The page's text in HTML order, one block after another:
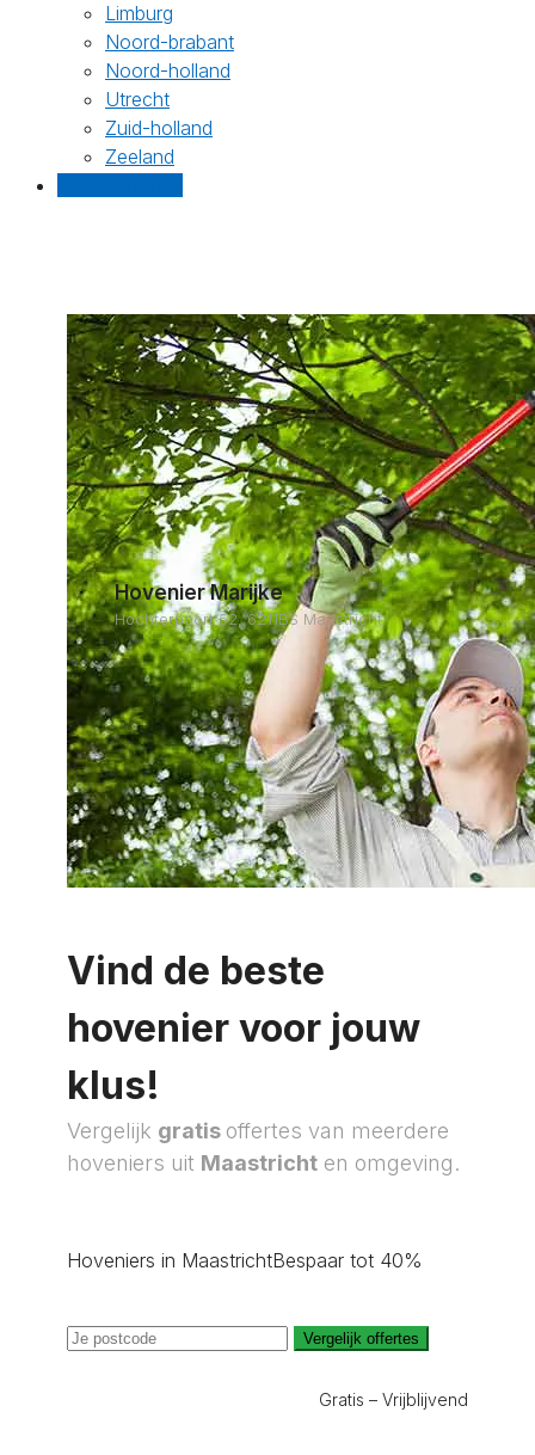
Limburg
Noord-brabant
Noord-holland
Utrecht
Zuid-holland
Zeeland
Hovenier Marijke
Hochterpoort 52, 6211BS Maastricht
Vind de beste
hovenier voor jouw
klus!
Vergelijk gratis offertes van meerdere
hoveniers uit Maastricht en omgeving.
Hoveniers in MaastrichtBespaar tot 40%
Vergelijk offertes
Gratis – Vrijblijvend